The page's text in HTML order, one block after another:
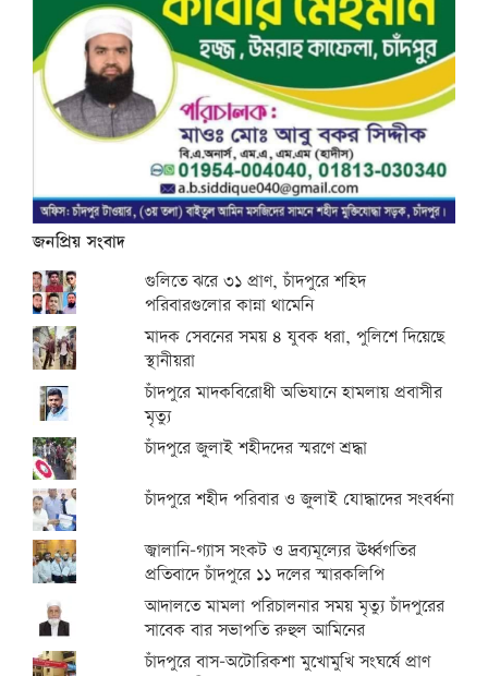
জনপ্রিয় সংবাদ
গুলিতে ঝরে ৩১ প্রাণ, চাঁদপুরে শহিদ
পরিবারগুলোর কান্না থামেনি
মাদক সেবনের সময় ৪ যুবক ধরা, পুলিশে দিয়েছে
স্থানীয়রা
চাঁদপুরে মাদকবিরোধী অভিযানে হামলায় প্রবাসীর
মৃত্যু
চাঁদপুরে জুলাই শহীদদের স্মরণে শ্রদ্ধা
চাঁদপুরে শহীদ পরিবার ও জুলাই যোদ্ধাদের সংবর্ধনা
জ্বালানি-গ্যাস সংকট ও দ্রব্যমূল্যের ঊর্ধ্বগতির
প্রতিবাদে চাঁদপুরে ১১ দলের স্মারকলিপি
আদালতে মামলা পরিচালনার সময় মৃত্যু চাঁদপুরের
সাবেক বার সভাপতি রুহুল আমিনের
চাঁদপুরে বাস-অটোরিকশা মুখোমুখি সংঘর্ষে প্রাণ